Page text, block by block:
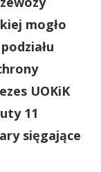
mogło
UOKiK
11
sięgające